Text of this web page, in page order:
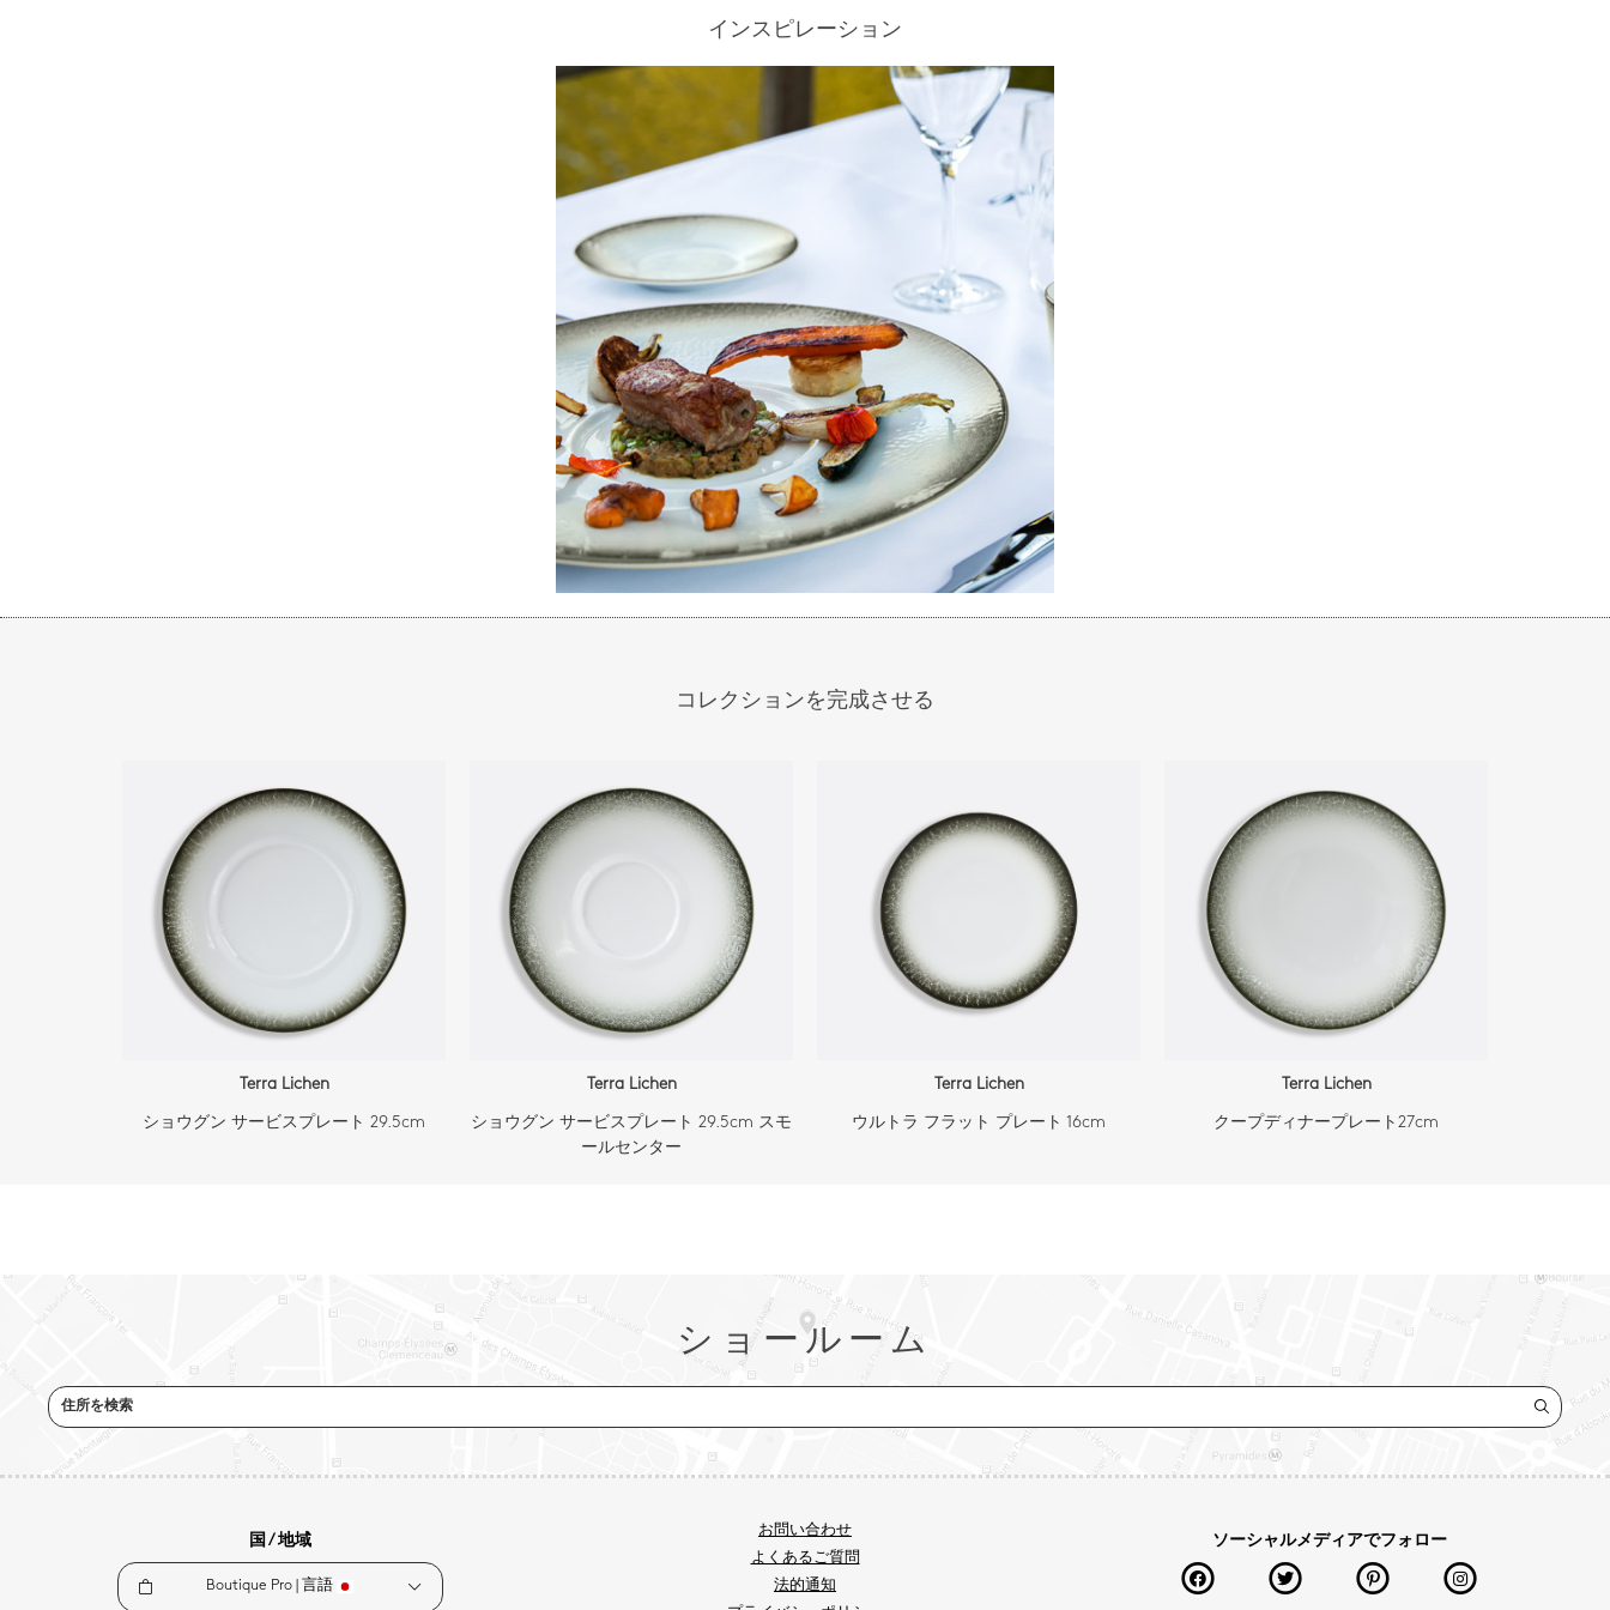
インスピレーション
コレクションを完成させる
Terra Lichen
ショウグン サービスプレート 29.5cm
Terra Lichen
ショウグン サービスプレート 29.5cm スモ
ールセンター
Terra Lichen
ウルトラ フラット プレート 16cm
Terra Lichen
クープディナープレート27cm
ショールーム
住所を検索
国 / 地域
Boutique Pro | 言語
お問い合わせ
よくあるご質問
法的通知
ソーシャルメディアでフォロー